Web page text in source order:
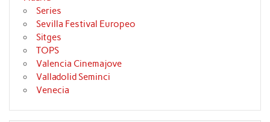
Series
Sevilla Festival Europeo
Sitges
TOPS
Valencia Cinemajove
Valladolid Seminci
Venecia